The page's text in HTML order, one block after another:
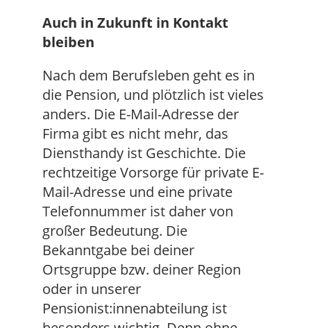
Auch in Zukunft in Kontakt
bleiben
Nach dem Berufsleben geht es in
die Pension, und plötzlich ist vieles
anders. Die E-Mail-Adresse der
Firma gibt es nicht mehr, das
Diensthandy ist Geschichte. Die
rechtzeitige Vorsorge für private E-
Mail-Adresse und eine private
Telefonnummer ist daher von
großer Bedeutung. Die
Bekanntgabe bei deiner
Ortsgruppe bzw. deiner Region
oder in unserer
Pensionist:innenabteilung ist